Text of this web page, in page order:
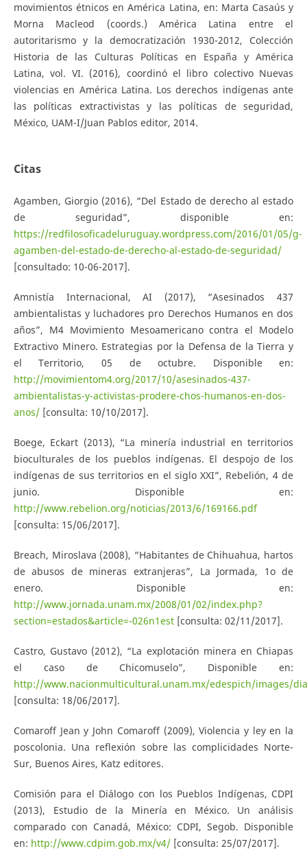
movimientos étnicos en América Latina, en: Marta Casaús y
Morna Macleod (coords.) América Latina entre el
autoritarismo y la democratización 1930-2012, Colección
Historia de las Culturas Políticas en España y América
Latina, vol. VI. (2016), coordinó el libro colectivo Nuevas
violencias en América Latina. Los derechos indígenas ante
las políticas extractivistas y las políticas de seguridad,
México, UAM-I/Juan Pablos editor, 2014.
Citas
Agamben, Giorgio (2016), “Del Estado de derecho al estado
de seguridad”, disponible en:
https://redfilosoficadeluruguay.wordpress.com/2016/01/05/g-
agamben-del-estado-de-derecho-al-estado-de-seguridad/
[consultado: 10-06-2017].
Amnistía Internacional, AI (2017), “Asesinados 437
ambientalistas y luchadores pro Derechos Humanos en dos
años”, M4 Movimiento Mesoamericano contra el Modelo
Extractivo Minero. Estrategias por la Defensa de la Tierra y
el Territorio, 05 de octubre. Disponible en:
http://movimientom4.org/2017/10/asesinados-437-
ambientalistas-y-activistas-prodere-chos-humanos-en-dos-
anos/[consulta: 10/10/2017].
Boege, Eckart (2013), “La minería industrial en territorios
bioculturales de los pueblos indígenas. El despojo de los
indígenas de sus territorios en el siglo XXI”, Rebelión, 4 de
junio. Disponible en:
http://www.rebelion.org/noticias/2013/6/169166.pdf
[consulta: 15/06/2017].
Breach, Miroslava (2008), “Habitantes de Chihuahua, hartos
de abusos de mineras extranjeras”, La Jormada, 1o de
enero. Disponible en:
http://www.jornada.unam.mx/2008/01/02/index.php?
section=estados&article=-026n1est[consulta: 02/11/2017].
Castro, Gustavo (2012), “La explotación minera en Chiapas
el caso de Chicomuselo”, Disponible en:
http://www.nacionmulticultural.unam.mx/edespich/images/
[consulta: 18/06/2017].
Comaroff Jean y John Comaroff (2009), Violencia y ley en la
poscolonia. Una reflexión sobre las complicidades Norte-
Sur, Buenos Aires, Katz editores.
Comisión para el Diálogo con los Pueblos Indígenas, CDPI
(2013), Estudio de la Minería en México. Un análisis
comparado con Canadá, México: CDPI, Segob. Disponible
en: http://www.cdpim.gob.mx/v4/[consulta: 25/07/2017].